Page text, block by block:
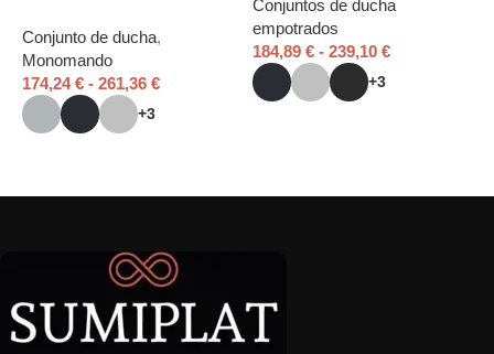
Conjunto de ducha,
Monomando
174,24€ - 261,36 €
+3
Conjuntos de ducha
empotrados
184,89 € - 239,10 €
+3